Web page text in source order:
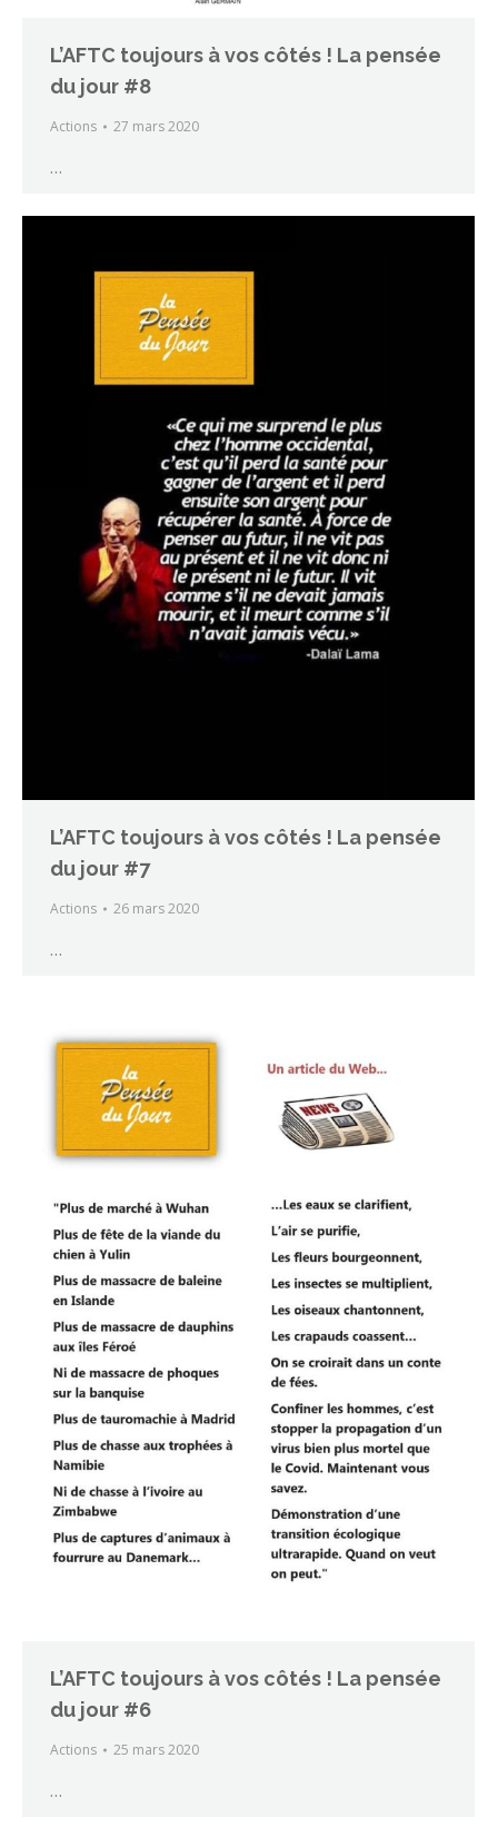
L’AFTC toujours à vos côtés ! La pensée
du jour #8
Actions 27 mars 2020
…
L’AFTC toujours à vos côtés ! La pensée
du jour #7
Actions 26 mars 2020
…
L’AFTC toujours à vos côtés ! La pensée
du jour #6
Actions 25 mars 2020
…